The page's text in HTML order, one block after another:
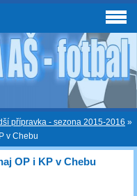
přípravka - sezona 2015-2016 »
v Chebu
OP i KP v Chebu